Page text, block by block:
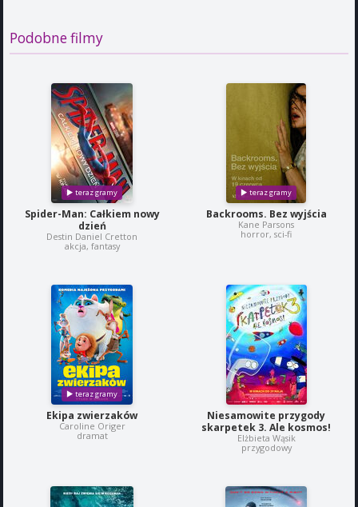
Podobne filmy
Spider-Man: Całkiem nowy
dzień
Destin Daniel Cretton
akcja, fantasy
Backrooms. Bez wyjścia
Kane Parsons
horror, sci-fi
Ekipa zwierzaków
Caroline Origer
dramat
Niesamowite przygody
skarpetek 3. Ale kosmos!
Elżbieta Wąsik
przygodowy